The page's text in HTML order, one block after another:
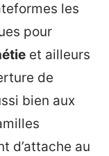
les
pour
et ailleurs
de
bien aux
d’attache au